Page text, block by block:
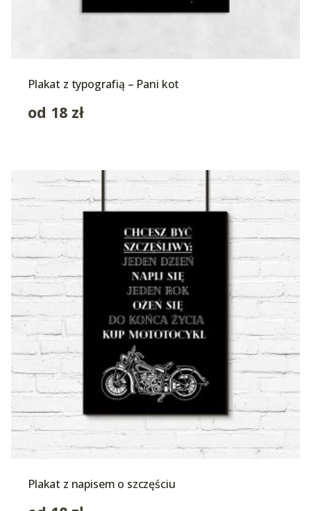
Plakat z typografią – Pani kot
od 18 zł
Plakat z napisem o szczęściu